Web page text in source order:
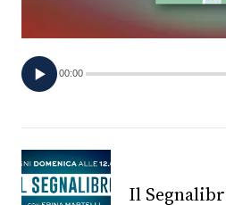
TV
PRINCIPATO
MONACO
00:00
Il